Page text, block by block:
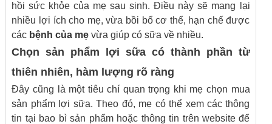
hồi sức khỏe của mẹ sau sinh. Điều này sẽ mang lại
nhiều lợi ích cho mẹ, vừa bồi bổ cơ thể, hạn chế được
các bệnh của mẹ vừa giúp có sữa về nhiều.
Chọn sản phẩm lợi sữa có thành phần từ
thiên nhiên, hàm lượng rõ ràng
Đây cũng là một tiêu chí quan trọng khi mẹ chọn mua
sản phẩm lợi sữa. Theo đó, mẹ có thể xem các thông
tin tại bao bì sản phẩm hoặc thông tin trên website để